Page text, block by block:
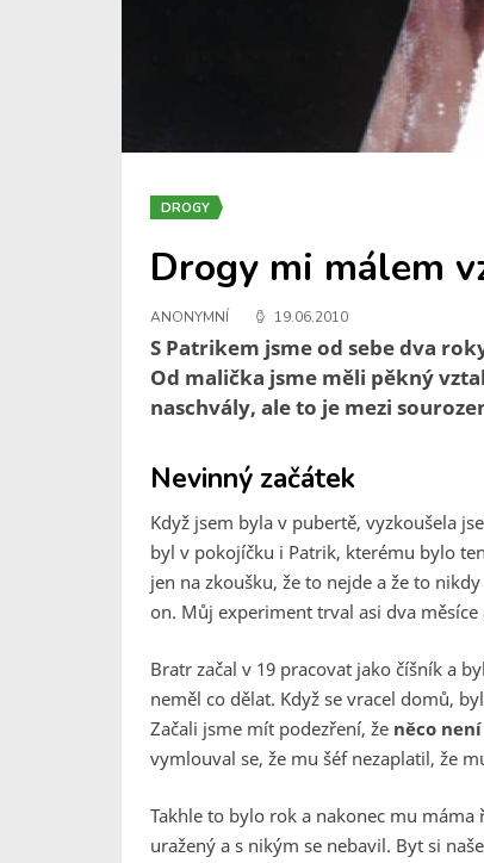
DROGY
Drogy mi málem
ANONYMNÍ 19.06.2010
S Patrikem jsme od sebe dva
Od malička jsme měli pěkný
naschvály, ale to je mezi
Nevinný začátek
Když jsem byla v pubertě, vyzkoušela
byl v pokojíčku i Patrik, kterému bylo
jen na zkoušku, že to nejde a že to
on. Můj experiment trval asi dva
Bratr začal v 19 pracovat jako číšník a
neměl co dělat. Když se vracel domů,
Začali jsme mít podezření, že něco
vymlouval se, že mu šéf nezaplatil, že
Takhle to bylo rok a nakonec mu
uražený a s nikým se nebavil. Byt si